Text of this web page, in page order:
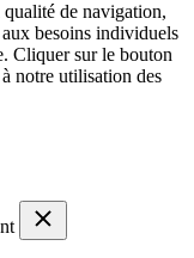
de navigation,
besoins individuels
Cliquer sur le bouton
notre utilisation des